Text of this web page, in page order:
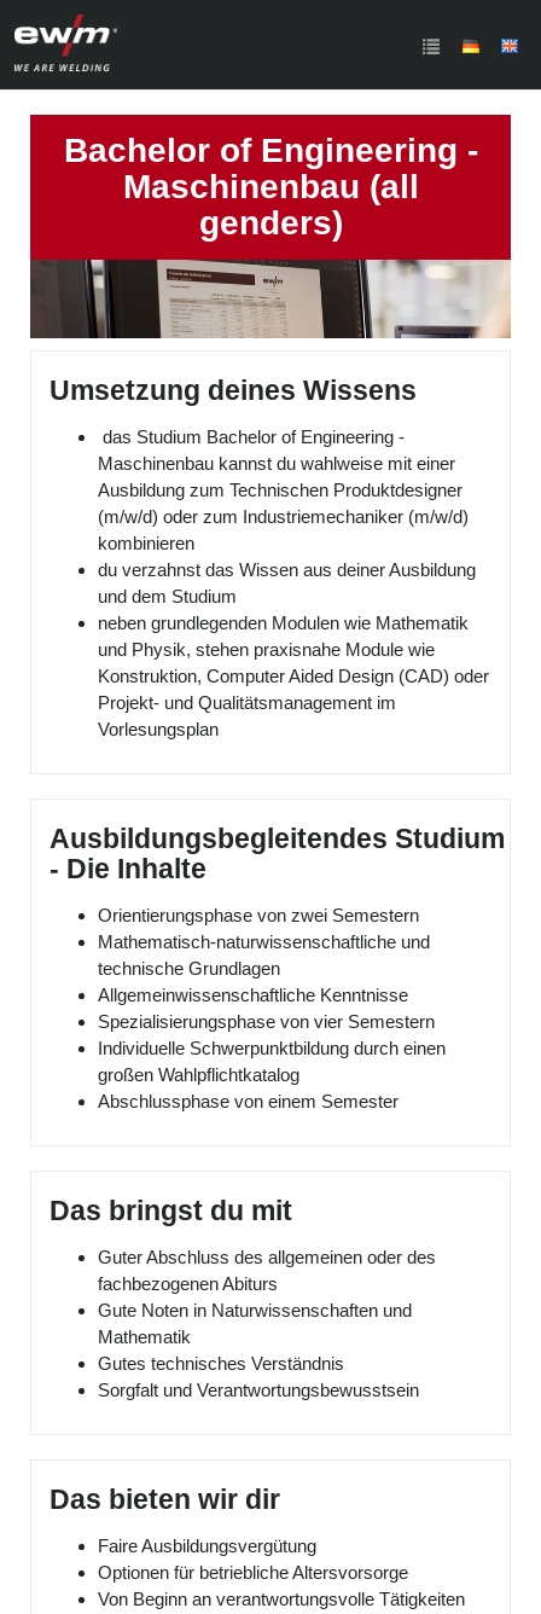
Bachelor of Engineering -
Maschinenbau (all
genders)
Umsetzung deines Wissens
das Studium Bachelor of Engineering -
Maschinenbau kannst du wahlweise mit einer
Ausbildung zum Technischen Produktdesigner
(m/w/d) oder zum Industriemechaniker (m/w/d)
kombinieren
du verzahnst das Wissen aus deiner Ausbildung
und dem Studium
neben grundlegenden Modulen wie Mathematik
und Physik, stehen praxisnahe Module wie
Konstruktion, Computer Aided Design (CAD) oder
Projekt- und Qualitätsmanagement im
Vorlesungsplan
Ausbildungsbegleitendes Studium
- Die Inhalte
Orientierungsphase von zwei Semestern
Mathematisch-naturwissenschaftliche und
technische Grundlagen
Allgemeinwissenschaftliche Kenntnisse
Spezialisierungsphase von vier Semestern
Individuelle Schwerpunktbildung durch einen
großen Wahlpflichtkatalog
Abschlussphase von einem Semester
Das bringst du mit
Guter Abschluss des allgemeinen oder des
fachbezogenen Abiturs
Gute Noten in Naturwissenschaften und
Mathematik
Gutes technisches Verständnis
Sorgfalt und Verantwortungsbewusstsein
Das bieten wir dir
Faire Ausbildungsvergütung
Optionen für betriebliche Altersvorsorge
Von Beginn an verantwortungsvolle Tätigkeiten